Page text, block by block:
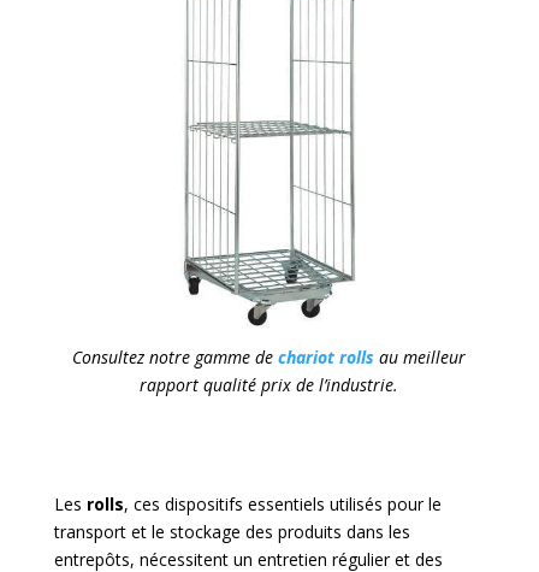
Consultez notre gamme dechariot rolls au meilleur
rapport qualité prix de l’industrie.
Les rolls, ces dispositifs essentiels utilisés pour le
transport et le stockage des produits dans les
entrepôts, nécessitent un entretien régulier et des